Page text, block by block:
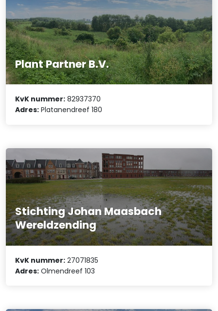
Plant Partner B.V.
KvK nummer: 82937370
Adres: Platanendreef 180
Stichting Johan Maasbach
Wereldzending
KvK nummer: 27071835
Adres: Olmendreef 103